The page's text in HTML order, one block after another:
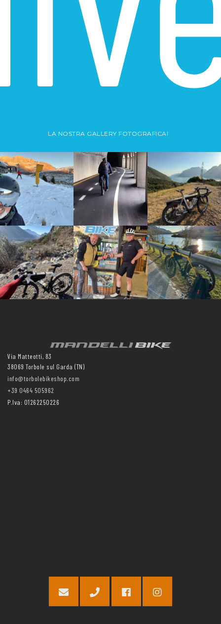
LA NOSTRA GALLERY FOTOGRAFICA!
Via Matteotti, 83
38069 Torbole sul Garda (TN)
info@torbolebikeshop.com
+39 0464 505962
P.Iva: 01262250226